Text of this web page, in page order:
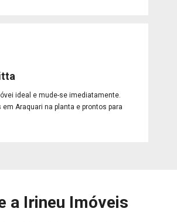
ideal e mude-se imediatamente.
Araquari na planta e prontos para
a Irineu Imóveis